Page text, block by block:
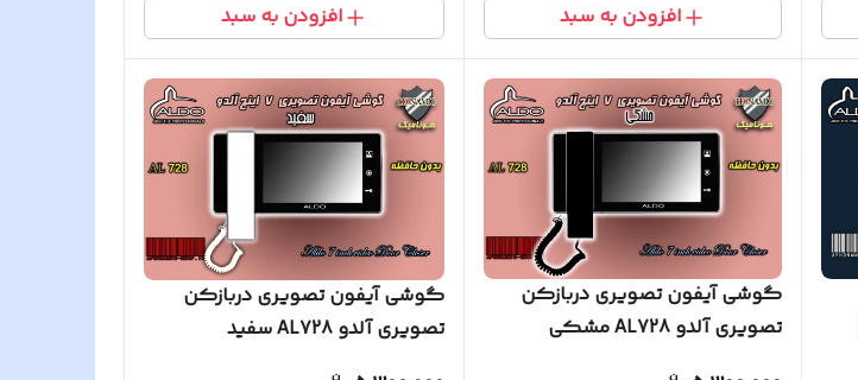
افزودن به سبد افزودن به سبد
گوشی آیفون تصویری دربازکن
تصویری آلدو AL728 مشکی
گوشی آیفون تصویری دربازکن
تصویری آلدو AL728 سفید